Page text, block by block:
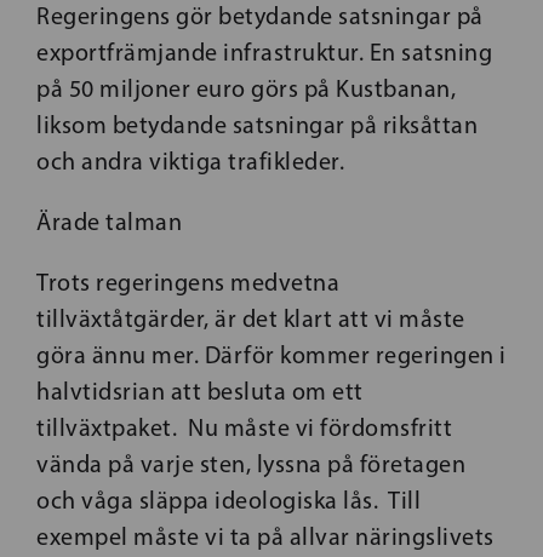
Regeringens gör betydande satsningar på
exportfrämjande infrastruktur. En satsning
på 50 miljoner euro görs på Kustbanan,
liksom betydande satsningar på riksåttan
och andra viktiga trafikleder.
Ärade talman
Trots regeringens medvetna
tillväxtåtgärder, är det klart att vi måste
göra ännu mer. Därför kommer regeringen i
halvtidsrian att besluta om ett
tillväxtpaket. Nu måste vi fördomsfritt
vända på varje sten, lyssna på företagen
och våga släppa ideologiska lås. Till
exempel måste vi ta på allvar näringslivets